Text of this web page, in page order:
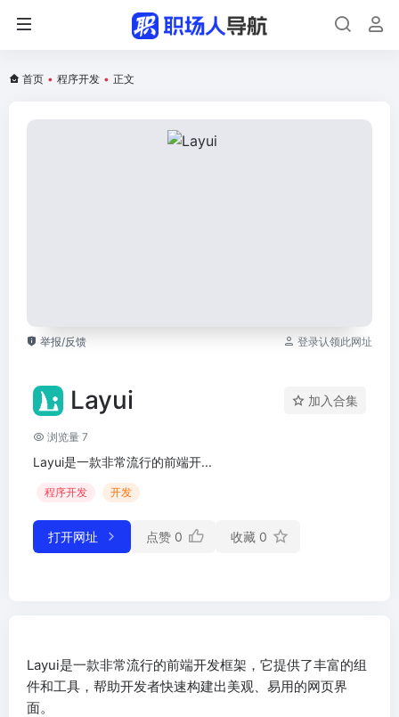
首页 • 程序开发 • 正文
举报/反馈 登录认领此网址
Layui 加入合集
浏览量 7
Layui是一款非常流行的前端开...
程序开发 开发
打开网址 点赞 0 收藏 0
Layui是一款非常流行的前端开发框架，它提供了丰富的组
件和工具，帮助开发者快速构建出美观、易用的网页界
面。